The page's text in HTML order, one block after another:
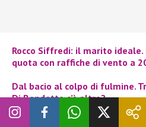
Rocco Siffredi: il marito
quota con raffiche di vento a
Dal bacio al colpo di fulmine.
Di Bendetto c’è altro?